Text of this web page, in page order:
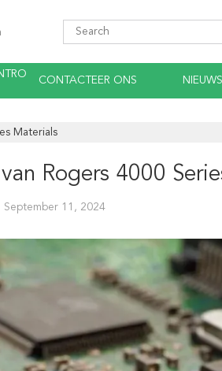
CONTACTEER ONS NIEUWS
Materials
Rogers 4000
September 11, 2024